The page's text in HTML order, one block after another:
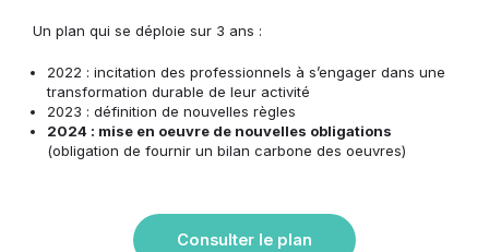
Un plan qui se déploie sur 3 ans :
2022 : incitation des professionnels à s’engager dans une
transformation durable de leur activité
2023 : définition de nouvelles règles
2024 : mise en oeuvre de nouvelles obligations
(obligation de fournir un bilan carbone des oeuvres)
Consulter le plan